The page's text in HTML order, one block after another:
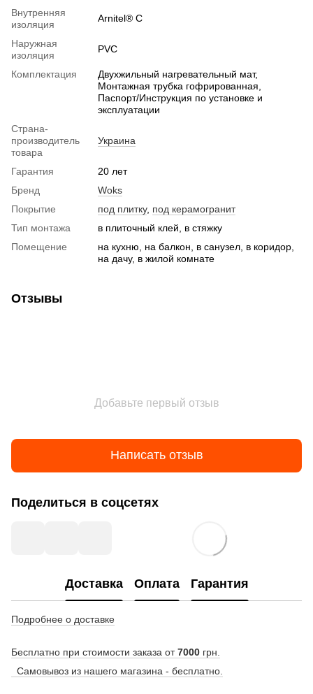
Внутренняя
изоляция
Arnitel® С
Наружная
изоляция
PVС
Комплектация
Двухжильный нагревательный мат,
Монтажная трубка гофрированная,
Паспорт/Инструкция по установке и
эксплуатации
Страна-
производитель
товара
Украина
Гарантия
20 лет
Бренд
Woks
Покрытие
под плитку, под керамогранит
Тип монтажа
в плиточный клей, в стяжку
Помещение
на кухню, на балкон, в санузел, в коридор,
на дачу, в жилой комнате
Отзывы
Добавьте первый отзыв
Написать отзыв
Поделиться в соцсетях
Доставка Оплата Гарантия
Подробнее о доставке
Бесплатно при стоимости заказа от7000 грн.
Самовывоз из нашего магазина - бесплатно.